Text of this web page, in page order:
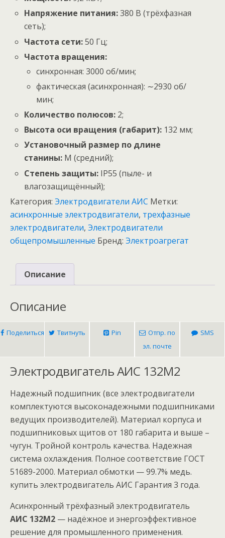
Напряжение питания: 380 В (трёхфазная
сеть);
Частота сети: 50 Гц;
Частота вращения:
синхронная:3000 об/мин;
фактическая (асинхронная): ∼2930 об/
мин;
Количество полюсов: 2;
Высота оси вращения (габарит): 132 мм;
Установочный размер по длине
станины: M (средний);
Степень защиты: IP55 (пыле- и
влагозащищённый);
Категория: Электродвигатели АИС Метки:
асинхронные электродвигатели, трехфазные
электродвигатели, Электродвигатели
общепромышленные Бренд: Электроагрегат
Описание
Описание
Поделиться Твитнуть Pin
Отпр. по
эл. почте
SMS
Электродвигатель АИС 132M2
Надежный подшипник (все электродвигатели
комплектуются высоконадежными подшипниками
ведущих производителей). Материал корпуса и
подшипниковых щитов от 180 габарита и выше –
чугун. Тройной контроль качества. Надежная
система охлаждения. Полное соответствие ГОСТ
51689-2000. Материал обмотки — 99.7% медь.
купить электродвигатель АИС Гарантия 3 года.
Асинхронный трёхфазный электродвигатель
АИС 132M2 — надёжное и энергоэффективное
решение для промышленного применения.